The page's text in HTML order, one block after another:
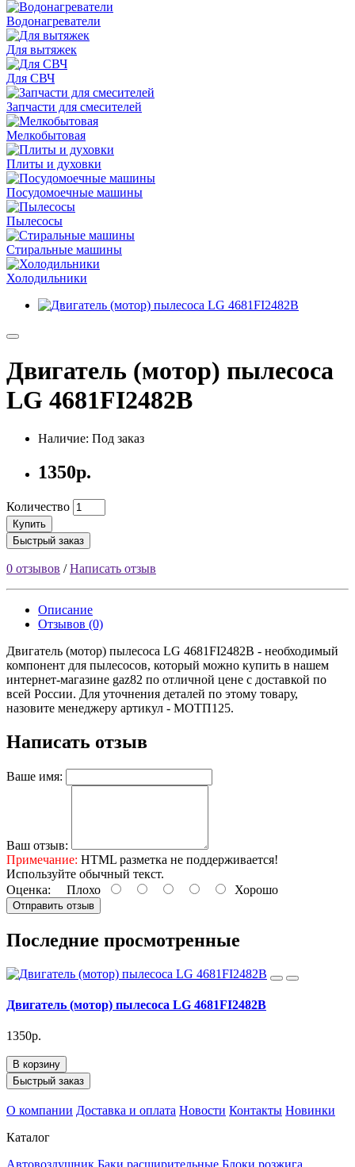
Водонагреватели
Для вытяжек
Для СВЧ
Запчасти для смесителей
Мелкобытовая
Плиты и духовки
Посудомоечные машины
Пылесосы
Стиральные машины
Холодильники
Двигатель (мотор) пылесоса
LG 4681FI2482B
Наличие: Под заказ
1350р.
Количество
Купить
Быстрый заказ
0 отзывов /Написать отзыв
Описание
Отзывов (0)
Двигатель (мотор) пылесоса LG 4681FI2482B - необходимый
компонент для пылесосов, который можно купить в нашем
интернет-магазине gaz82 по отличной цене с доставкой по
всей России. Для уточнения деталей по этому товару,
назовите менеджеру артикул - МОТП125.
Написать отзыв
Ваше имя:
Ваш отзыв:
Примечание: HTML разметка не поддерживается!
Используйте обычный текст.
Оценка: Плохо Хорошо
Отправить отзыв
Последние просмотренные
Двигатель (мотор) пылесоса LG 4681FI2482B
1350р.
В корзину
Быстрый заказ
О компании Доставка и оплата Новости Контакты Новинки
Каталог